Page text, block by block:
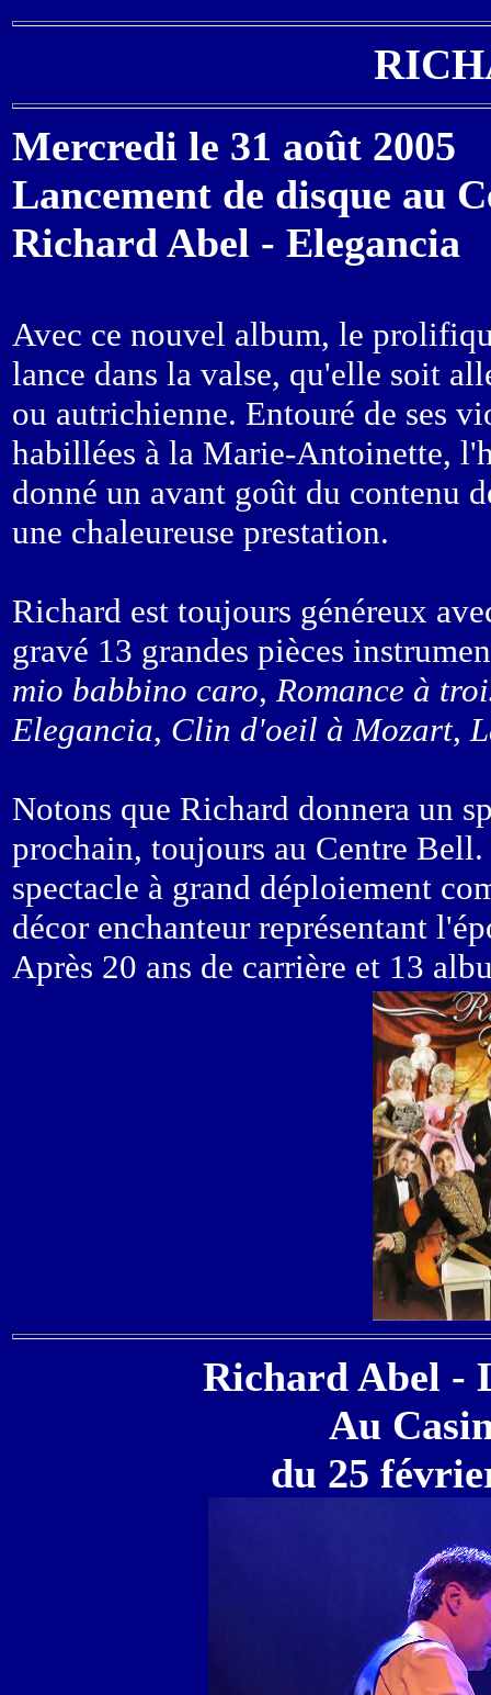
Mercredi le 31 août 2005
Lancement de disque au
Richard Abel - Elegancia
Avec ce nouvel album, le
lance dans la valse, qu'elle soit
ou autrichienne. Entouré de ses
habillées à la Marie-Antoinette,
donné un avant goût du contenu
une chaleureuse prestation.
Richard est toujours généreux
gravé 13 grandes pièces
mio babbino caro, Romance à
Elegancia, Clin d'oeil à Mozart,
Notons que Richard donnera un
prochain, toujours au Centre
spectacle à grand déploiement
décor enchanteur représentant
Après 20 ans de carrière et 13
Richard Abel -
Au
du 25